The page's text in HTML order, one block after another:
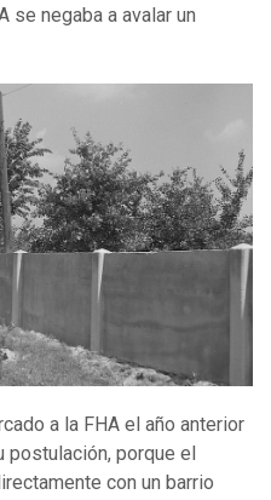
se negaba a avalar un
a la FHA el año anterior
postulación, porque el
con un barrio